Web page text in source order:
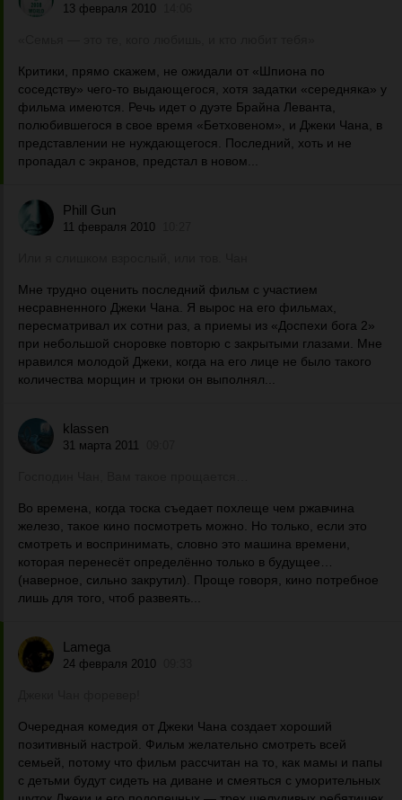
13 февраля 2010
Критики, прямо скажем, не ожидали от «Шпиона по
соседству» чего-то выдающегося, хотя задатки «середняка» у
фильма имеются. Речь идет о дуэте Брайна Леванта,
полюбившегося в свое время «Бетховеном», и Джеки Чана, в
представлении не нуждающегося. Последний, хоть и не
пропадал с экранов, предстал в новом...
Phill Gun
11 февраля 2010
Мне трудно оценить последний фильм с участием
несравненного Джеки Чана. Я вырос на его фильмах,
пересматривал их сотни раз, а приемы из «Доспехи бога 2»
при небольшой сноровке повторю с закрытыми глазами. Мне
нравился молодой Джеки, когда на его лице не было такого
количества морщин и трюки он выполнял...
klassen
31 марта 2011
Во времена, когда тоска съедает похлеще чем ржавчина
железо, такое кино посмотреть можно. Но только, если это
смотреть и воспринимать, словно это машина времени,
которая перенесёт определённо только в будущее…
(наверное, сильно закрутил). Проще говоря, кино потребное
лишь для того, чтоб развеять...
Lamega
24 февраля 2010
Очередная комедия от Джеки Чана создает хороший
позитивный настрой. Фильм желательно смотреть всей
семьей, потому что фильм рассчитан на то, как мамы и папы
с детьми будут сидеть на диване и смеяться с уморительных